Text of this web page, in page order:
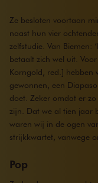
Ze besloten voortaan
naast hun vier
zelfstudie. Van Biemen:
betaalt zich wel uit.
Korngold, red.] hebben
gewonnen, een
doet. Zeker omdat er
zijn. Dat we al tien jaar
waren wij in de ogen
strijkkwartet, vanwege
Pop